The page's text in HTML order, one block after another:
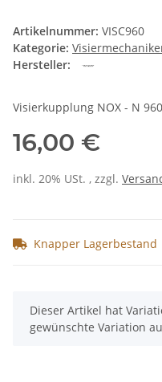
Artikelnummer: VISC960
Kategorie:
Hersteller:
Visierkupplung NOX - N 960
16,00 €
inkl. 20% USt. , zzgl.
Knapper Lagerbestand
x
Dieser Artikel hat
gewünschte Variation